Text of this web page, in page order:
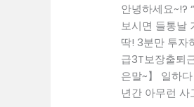
쩜
오
알
바
괴
정
안녕하세요~!?
보시면 들통날
딱! 3분만 투자
급3T보장출퇴
은말~】 일하
년간 아무런 사